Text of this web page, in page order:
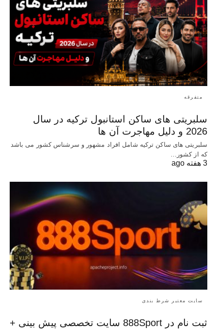
متفرقه
سلبریتی های ساکن استانبول ترکیه در سال
2026 و دلیل مهاجرت آن ها
سلبریتی های ساکن ترکیه شامل افراد مشهور و سرشناس کشور می باشد
که از کشور…
3 هفته ago
سایت معتبر شرط بندی
ثبت نام در 888Sport سایت تخصصی پیش بینی +